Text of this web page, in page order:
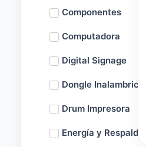
Componentes
Computadora
Digital Signage
Dongle Inalambrico
Drum Impresora
Energía y Respaldo